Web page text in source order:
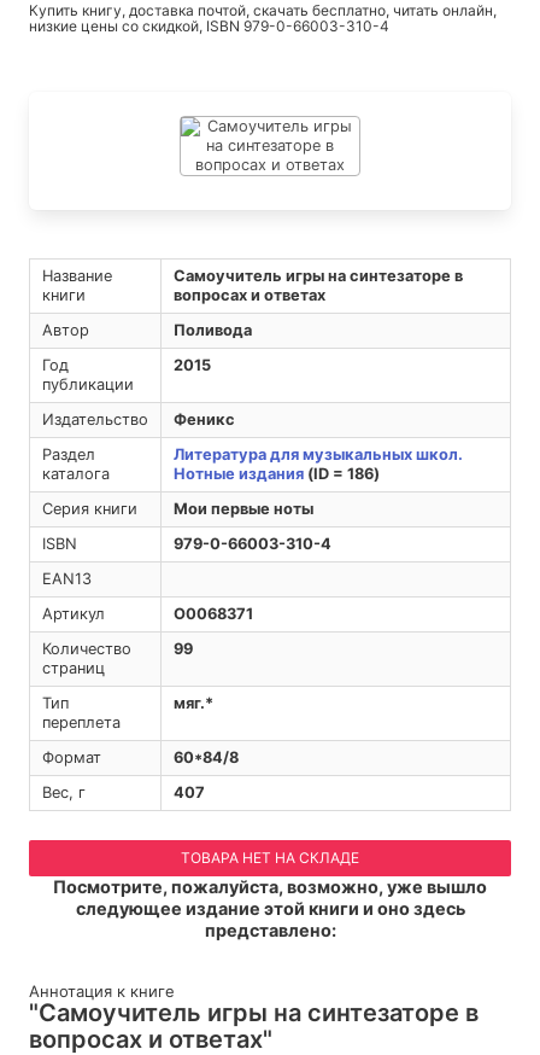
Купить книгу, доставка почтой, скачать бесплатно, читать онлайн,
низкие цены со скидкой, ISBN 979-0-66003-310-4
Название
книги
Самоучитель игры на синтезаторе в
вопросах и ответах
Автор
Поливода
Год
публикации
2015
Издательство
Феникс
Раздел
каталога
Литература для музыкальных школ.
Нотные издания(ID = 186)
Серия книги
Мои первые ноты
ISBN
979-0-66003-310-4
EAN13
Артикул
O0068371
Количество
страниц
99
Тип
переплета
мяг.*
Формат
60*84/8
Вес, г
407
ТОВАРА НЕТ НА СКЛАДЕ
Посмотрите, пожалуйста, возможно, уже вышло
следующее издание этой книги и оно здесь
представлено:
Аннотация к книге
"Самоучитель игры на синтезаторе в
вопросах и ответах"